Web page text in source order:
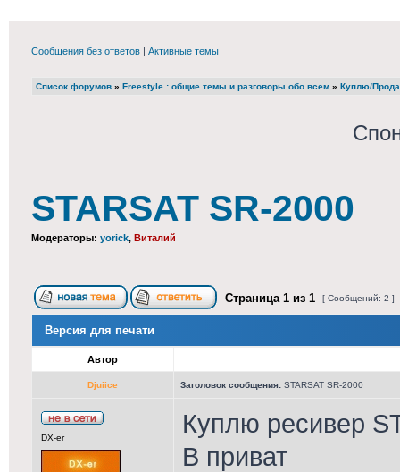
Сообщения без ответов | Активные темы
Список форумов » Freestyle : общие темы и разговоры обо всем » Куплю/
STARSAT SR-2000
Модераторы: yorick, Виталий
Страница 1 из 1 [ Сообщений: 2 ]
Версия для печати
Автор
Djuiice Заголовок сообщения: STARSAT SR-2000
DX-er
Куплю ресивер
В приват